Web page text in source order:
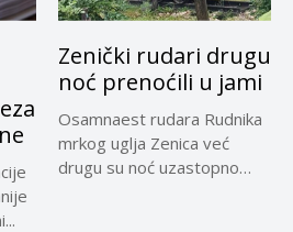
Zenički rudari drugu
noć prenoćili u jami
Osamnaest rudara Rudnika
mrkog uglja Zenica već
drugu su noć uzastopno